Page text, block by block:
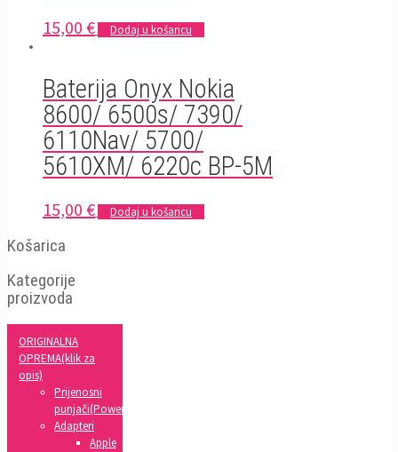
15,00 € Dodaj u košaricu
Baterija Onyx Nokia
8600/ 6500s/ 7390/
6110Nav/ 5700/
5610XM/ 6220c BP-5M
15,00 € Dodaj u košaricu
Košarica
Kategorije
proizvoda
ORIGINALNA
OPREMA(klik za
opis)
Prijenosni
punjači(Powerbank)
Adapteri
Apple